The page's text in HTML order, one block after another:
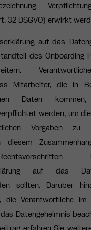
32 DSGVO) erwirkt
auf das
des Onboarding-
Mitarbeiter, die in
Daten
werden, um
Vorgaben zu
auf das
sollten. Darüber
die Verantwortliche im
Datengeheimnis